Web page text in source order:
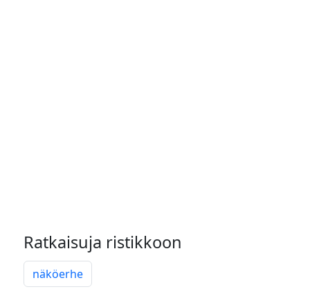
Ratkaisuja ristikkoon
näköerhe